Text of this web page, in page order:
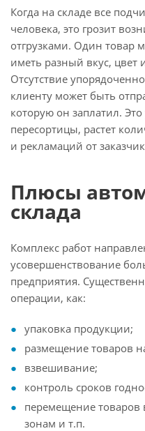
Когда на складе все
человека, это грозит
отгрузками. Один товар
иметь разный вкус, цвет
Отсутствие
клиенту может быть
которую он заплатил.
пересортицы, растет
и рекламаций от
Плюсы
склада
Комплекс работ
усовершенствование
предприятия.
операции, как:
упаковка продукции;
размещение товаров
взвешивание;
контроль сроков
перемещение товаров
зонам и т.п.